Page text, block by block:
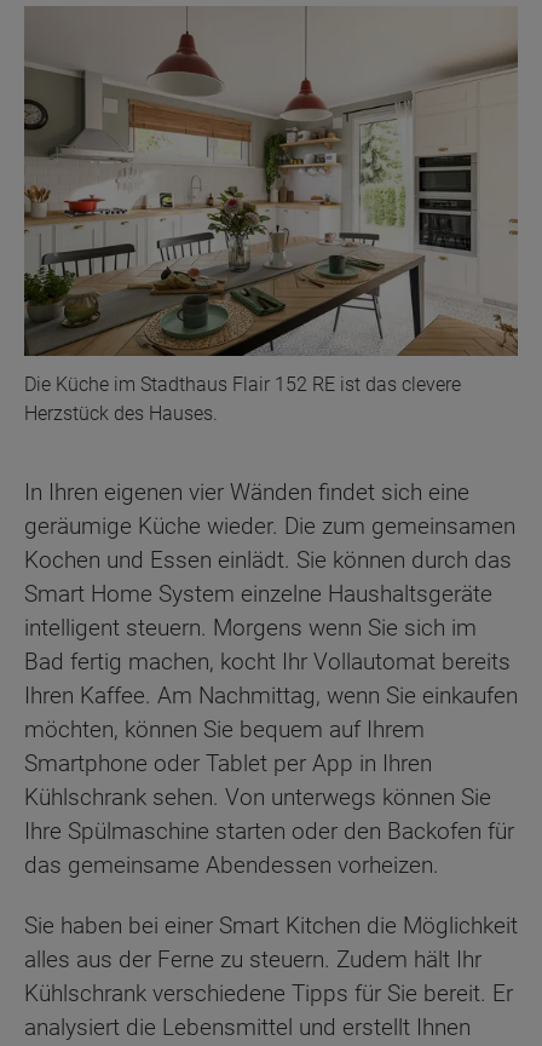
Die Küche im Stadthaus Flair 152 RE ist das clevere
Herzstück des Hauses.
In Ihren eigenen vier Wänden findet sich eine
geräumige Küche wieder. Die zum gemeinsamen
Kochen und Essen einlädt. Sie können durch das
Smart Home System einzelne Haushaltsgeräte
intelligent steuern. Morgens wenn Sie sich im
Bad fertig machen, kocht Ihr Vollautomat bereits
Ihren Kaffee. Am Nachmittag, wenn Sie einkaufen
möchten, können Sie bequem auf Ihrem
Smartphone oder Tablet per App in Ihren
Kühlschrank sehen. Von unterwegs können Sie
Ihre Spülmaschine starten oder den Backofen für
das gemeinsame Abendessen vorheizen.
Sie haben bei einer Smart Kitchen die Möglichkeit
alles aus der Ferne zu steuern. Zudem hält Ihr
Kühlschrank verschiedene Tipps für Sie bereit. Er
analysiert die Lebensmittel und erstellt Ihnen